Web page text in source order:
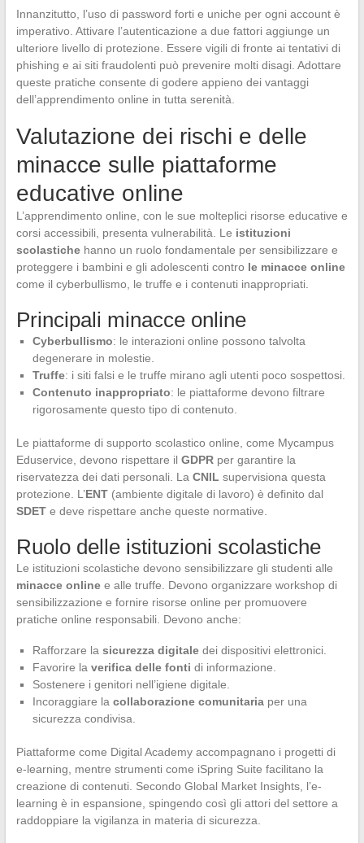
Innanzitutto, l’uso di password forti e uniche per ogni account è
imperativo. Attivare l’autenticazione a due fattori aggiunge un
ulteriore livello di protezione. Essere vigili di fronte ai tentativi di
phishing e ai siti fraudolenti può prevenire molti disagi. Adottare
queste pratiche consente di godere appieno dei vantaggi
dell’apprendimento online in tutta serenità.
Valutazione dei rischi e delle
minacce sulle piattaforme
educative online
L’apprendimento online, con le sue molteplici risorse educative e
corsi accessibili, presenta vulnerabilità. Le istituzioni
scolastichehanno un ruolo fondamentale per sensibilizzare e
proteggere i bambini e gli adolescenti contro le minacce online
come il cyberbullismo, le truffe e i contenuti inappropriati.
Principali minacce online
Cyberbullismo: le interazioni online possono talvolta
degenerare in molestie.
Truffe: i siti falsi e le truffe mirano agli utenti poco sospettosi.
Contenuto inappropriato: le piattaforme devono filtrare
rigorosamente questo tipo di contenuto.
Le piattaforme di supporto scolastico online, come Mycampus
Eduservice, devono rispettare il GDPRper garantire la
riservatezza dei dati personali. La CNIL supervisiona questa
protezione. L’ENT(ambiente digitale di lavoro) è definito dal
SDETe deve rispettare anche queste normative.
Ruolo delle istituzioni scolastiche
Le istituzioni scolastiche devono sensibilizzare gli studenti alle
minacce onlinee alle truffe. Devono organizzare workshop di
sensibilizzazione e fornire risorse online per promuovere
pratiche online responsabili. Devono anche:
Rafforzare la sicurezza digitaledei dispositivi elettronici.
Favorire la verifica delle fonti di informazione.
Sostenere i genitori nell’igiene digitale.
Incoraggiare la collaborazione comunitariaper una
sicurezza condivisa.
Piattaforme come Digital Academy accompagnano i progetti di
e-learning, mentre strumenti come iSpring Suite facilitano la
creazione di contenuti. Secondo Global Market Insights, l’e-
learning è in espansione, spingendo così gli attori del settore a
raddoppiare la vigilanza in materia di sicurezza.